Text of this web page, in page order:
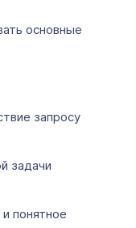
основные
запросу
задачи
понятное